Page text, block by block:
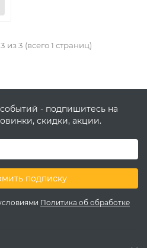
из 3 (всего 1 страниц)
- подпишитесь на
скидки, акции.
подписку
Политика об обработке